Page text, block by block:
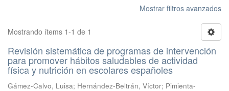
Mostrar filtros avanzados
Mostrando ítems 1-1 de 1
Revisión sistemática de programas de intervención
para promover hábitos saludables de actividad
física y nutrición en escolares españoles
Gámez-Calvo, Luisa; Hernández-Beltrán, Víctor; Pimienta-